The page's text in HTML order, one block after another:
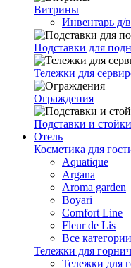
Витрины
Инвентарь д/
Подставки для
Тележки для
Ограждения
Подставки и стойки
Отель
Косметика для
Aquatique
Argana
Aroma garden
Boyari
Comfort Line
Fleur de Lis
Все
Тележки для
Тележки для